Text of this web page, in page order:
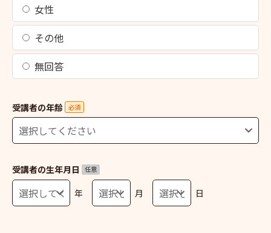
女性
その他
無回答
受講者の年齢 必須
受講者の生年月日 任意
年 月 日